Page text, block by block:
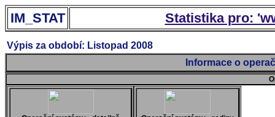
IM_STAT Statistika pro:
Výpis za období: Listopad 2008
Informace o